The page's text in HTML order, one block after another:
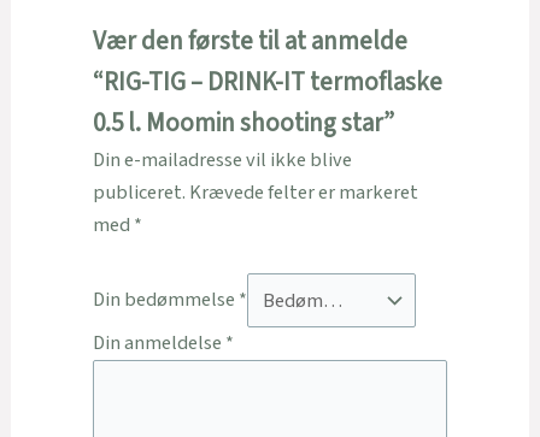
Vær den første til at anmelde
“RIG-TIG – DRINK-IT termoflaske
0.5 l. Moomin shooting star”
Din e-mailadresse vil ikke blive
publiceret. Krævede felter er markeret
med *
Din bedømmelse *
Din anmeldelse *